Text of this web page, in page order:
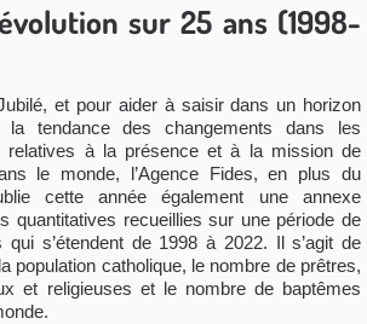
sur 25 ans (1998-
et pour aider à saisir dans un horizon
la tendance des changements dans les
relatives à la présence et à la mission de
le monde, l’Agence Fides, en plus du
cette année également une annexe
quantitatives recueillies sur une période de
s’étendent de 1998 à 2022. Il s’agit de
population catholique, le nombre de prêtres,
et religieuses et le nombre de baptêmes